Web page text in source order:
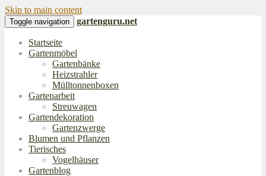
Skip to main content
Toggle navigation gartenguru.net
Startseite
Gartenmöbel
Gartenbänke
Heizstrahler
Mülltonnenboxen
Gartenarbeit
Streuwagen
Gartendekoration
Gartenzwerge
Blumen und Pflanzen
Tierisches
Vogelhäuser
Gartenblog